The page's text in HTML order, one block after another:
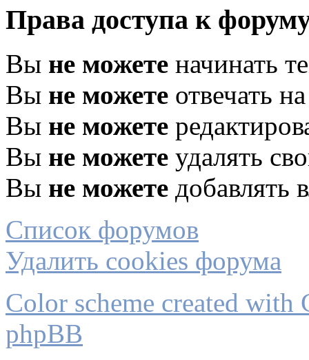
Права доступа к
Вы не можете начинать
Вы не можете отвечать
Вы не можете
Вы не можете удалять
Вы не можете добавлять
Список форумов
Удалить cookies форума
Color scheme created with
phpBB